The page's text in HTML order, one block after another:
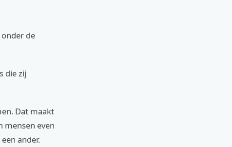
de
die zij
Dat maakt
mensen even
ander.